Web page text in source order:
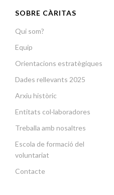
SOBRE CÀRITAS
Qui som?
Equip
Orientacions estratègiques
Dades rellevants 2025
Arxiu històric
Entitats col·laboradores
Treballa amb nosaltres
Escola de formació del
voluntariat
Contacte